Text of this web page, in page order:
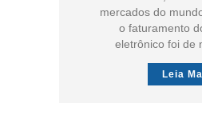
mercados do
o faturamento
eletrônico foi de
Leia